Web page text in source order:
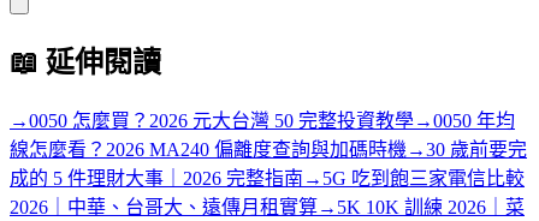
📖 延伸閱讀
→0050 怎麼買？2026 元大台灣 50 完整投資教學→0050 年均
線怎麼看？2026 MA240 偏離度查詢與加碼時機 →30 歲前要完
成的 5 件理財大事｜2026 完整指南 → 5G 吃到飽三家電信比較
2026｜中華、台哥大、遠傳月租實算→ 5K 10K 訓練 2026｜菜